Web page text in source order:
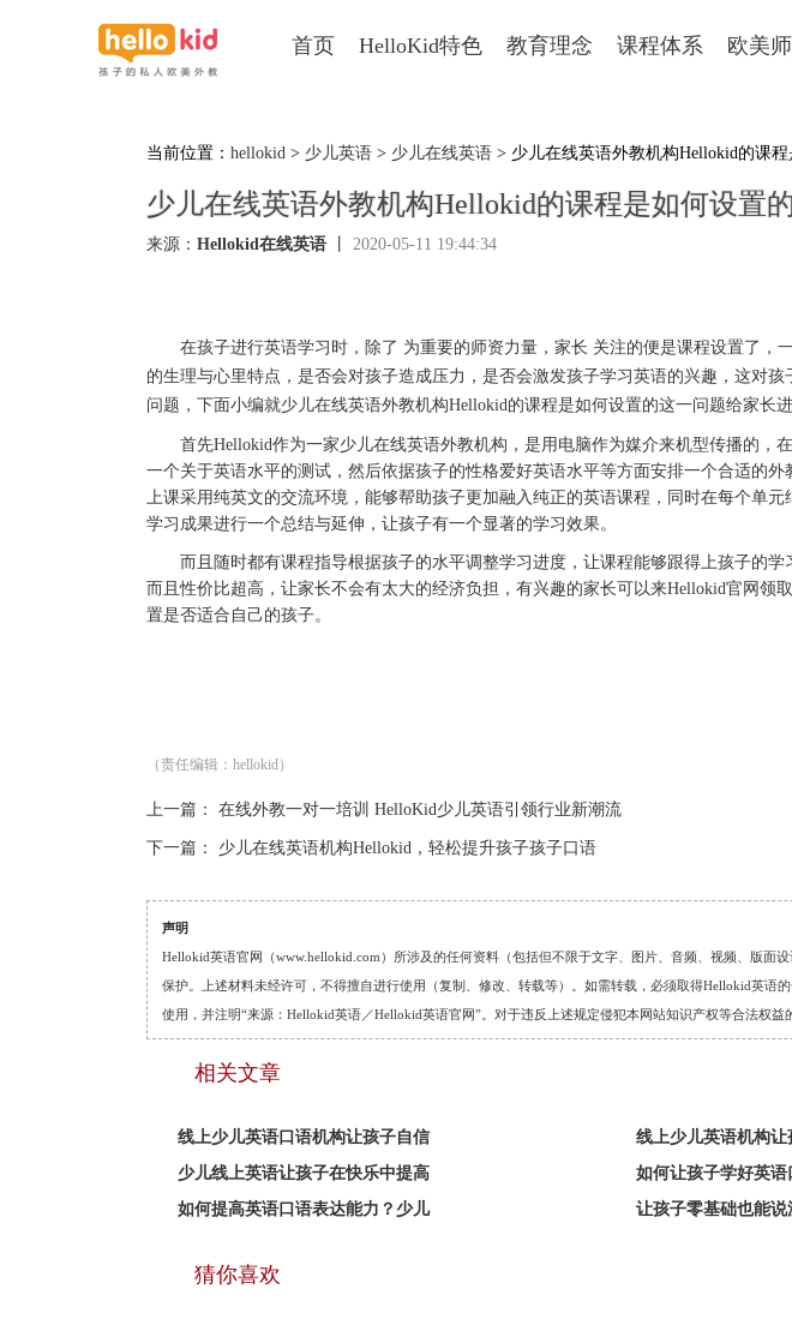
首页 HelloKid特色 教育理念 课程体系 欧美
当前位置： hellokid > 少儿英语 > 少儿在线英语 > 少儿在线英语外教机构Hellokid的课
少儿在线英语外教机构Hellokid的课程是如何设置的
来源： Hellokid在线英语 2020-05-11 19:44:34
在孩子进行英语学习时，除了 为重要的师资力量，家长 关注的便是课程设置了，
的生理与心里特点，是否会对孩子造成压力，是否会激发孩子学习英语的兴趣，这对
问题，下面小编就少儿在线英语外教机构Hellokid的课程是如何设置的这一问题给家长进
首先Hellokid作为一家少儿在线英语外教机构，是用电脑作为媒介来机型传播的，
一个关于英语水平的测试，然后依据孩子的性格爱好英语水平等方面安排一个合适的外
上课采用纯英文的交流环境，能够帮助孩子更加融入纯正的英语课程，同时在每个单
学习成果进行一个总结与延伸，让孩子有一个显著的学习效果。
而且随时都有课程指导根据孩子的水平调整学习进度，让课程能够跟得上孩子的学
而且性价比超高，让家长不会有太大的经济负担，有兴趣的家长可以来Hellokid官网领
置是否适合自己的孩子。
（责任编辑：hellokid）
上一篇： 在线外教一对一培训 HelloKid少儿英语引领行业新潮流
下一篇： 少儿在线英语机构Hellokid，轻松提升孩子孩子口语
声明
Hellokid英语官网（www.hellokid.com）所涉及的任何资料（包括但不限于文字、图片、音频、视频、版面
保护。上述材料未经许可，不得擅自进行使用（复制、修改、转载等）。如需转载，必须取得Hellokid英语
使用，并注明“来源：Hellokid英语／Hellokid英语官网”。对于违反上述规定侵犯本网站知识产权等合法权益
相关文章
线上少儿英语口语机构让孩子自信
线上少儿英语机构
少儿线上英语让孩子在快乐中提高
如何让孩子学好英
如何提高英语口语表达能力？少儿
让孩子零基础也能
猜你喜欢